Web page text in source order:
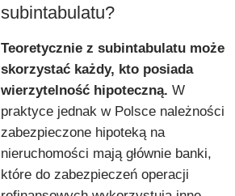
subintabulatu?
Teoretycznie z subintabulatu może
skorzystać każdy, kto posiada
wierzytelność hipoteczną. W
praktyce jednak w Polsce należności
zabezpieczone hipoteką na
nieruchomości mają głównie banki,
które do zabezpieczeń operacji